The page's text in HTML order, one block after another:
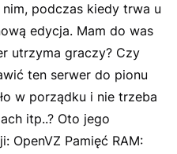
podczas kiedy trwa u
edycja. Mam do was
utrzyma graczy? Czy
ten serwer do pionu
w porządku i nie trzeba
itp..? Oto jego
OpenVZ Pamięć RAM: